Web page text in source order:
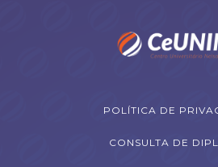
POLÍTICA DE
CONSULTA DE